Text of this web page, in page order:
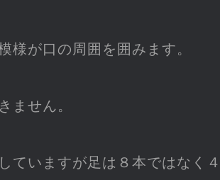
様が口の周囲を囲みます。
ません。
ていますが足は８本ではなく４